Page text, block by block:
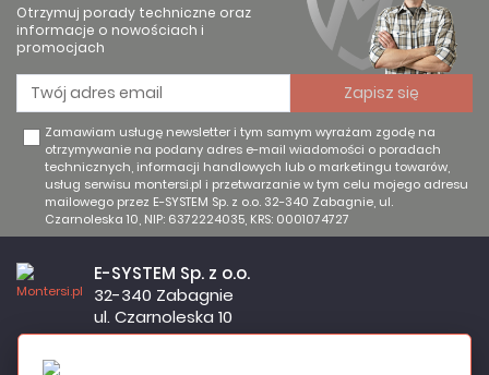
Otrzymuj porady techniczne oraz
informacje o nowościach i
promocjach
Zamawiam usługę newsletter i tym samym wyrażam zgodę na
otrzymywanie na podany adres e-mail wiadomości o poradach
technicznych, informacji handlowych lub o marketingu towarów,
usług serwisu montersi.pl i przetwarzanie w tym celu mojego adresu
mailowego przez E-SYSTEM Sp. z o.o. 32-340 Zabagnie, ul.
Czarnoleska 10, NIP: 6372224035, KRS: 0001074727
Firma czynna od poniedziałku do piątku w godzinach 8:00 –
E-SYSTEM Sp. z o.o.
32-340 Zabagnie
ul. Czarnoleska 10